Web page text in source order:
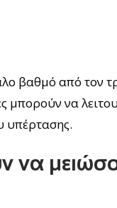
βαθμό από τον
μπορούν να
υπέρτασης.
να